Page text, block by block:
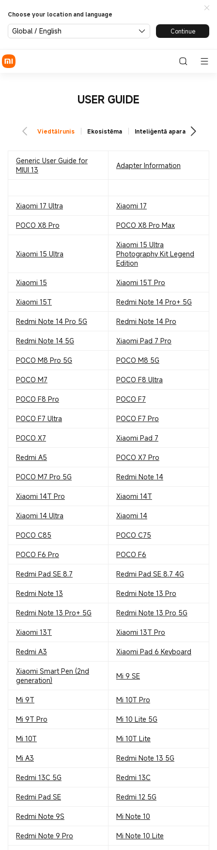
Choose your location and language
Global / English Continue
USER GUIDE
Viedtālrunis Ekosistēma Inteliģentā aparatūra
Generic User Guide for
MIUI 13
Adapter Information
Xiaomi 17 Ultra Xiaomi 17
POCO X8 Pro POCO X8 Pro Max
Xiaomi 15 Ultra
Xiaomi 15 Ultra
Photography Kit Legend
Edition
Xiaomi 15 Xiaomi 15T Pro
Xiaomi 15T Redmi Note 14 Pro+ 5G
Redmi Note 14 Pro 5G Redmi Note 14 Pro
Redmi Note 14 5G Xiaomi Pad 7 Pro
POCO M8 Pro 5G POCO M8 5G
POCO M7 POCO F8 Ultra
POCO F8 Pro POCO F7
POCO F7 Ultra POCO F7 Pro
POCO X7 Xiaomi Pad 7
Redmi A5 POCO X7 Pro
POCO M7 Pro 5G Redmi Note 14
Xiaomi 14T Pro Xiaomi 14T
Xiaomi 14 Ultra Xiaomi 14
POCO C85 POCO C75
POCO F6 Pro POCO F6
Redmi Pad SE 8.7 Redmi Pad SE 8.7 4G
Redmi Note 13 Redmi Note 13 Pro
Redmi Note 13 Pro+ 5G Redmi Note 13 Pro 5G
Xiaomi 13T Xiaomi 13T Pro
Redmi A3 Xiaomi Pad 6 Keyboard
Xiaomi Smart Pen (2nd
generation)
Mi 9 SE
Mi 9T Mi 10T Pro
Mi 9T Pro Mi 10 Lite 5G
Mi 10T Mi 10T Lite
Mi A3 Redmi Note 13 5G
Redmi 13C 5G Redmi 13C
Redmi Pad SE Redmi 12 5G
Redmi Note 9S Mi Note 10
Redmi Note 9 Pro Mi Note 10 Lite